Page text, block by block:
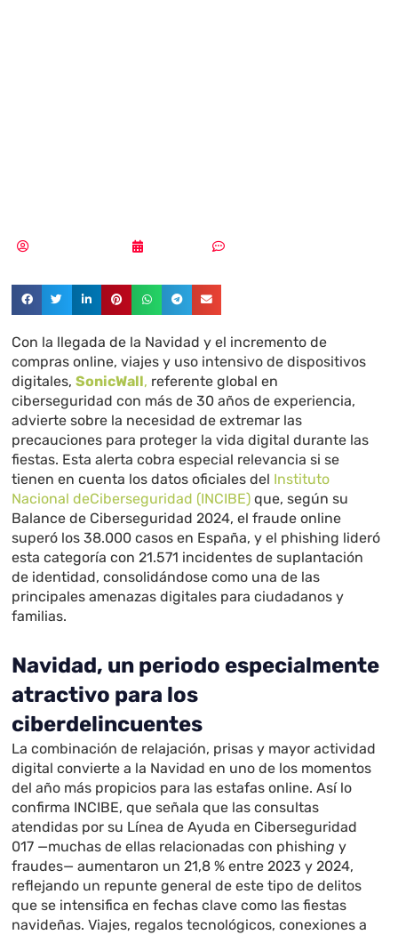
Con la llegada de la Navidad y el incremento de
compras online, viajes y uso intensivo de dispositivos
digitales,SonicWall, referente global en
ciberseguridad con más de 30 años de experiencia,
advierte sobre la necesidad de extremar las
precauciones para proteger la vida digital durante las
fiestas. Esta alerta cobra especial relevancia si se
tienen en cuenta los datos oficiales del Instituto
Nacional deCiberseguridad (INCIBE) que, según su
Balance de Ciberseguridad 2024, el fraude online
superó los 38.000 casos en España, y el phishing lideró
esta categoría con 21.571 incidentes de suplantación
de identidad, consolidándose como una de las
principales amenazas digitales para ciudadanos y
familias.
Navidad, un periodo especialmente
atractivo para los
ciberdelincuentes
La combinación de relajación, prisas y mayor actividad
digital convierte a la Navidad en uno de los momentos
del año más propicios para las estafas online. Así lo
confirma INCIBE, que señala que las consultas
atendidas por su Línea de Ayuda en Ciberseguridad
017 —muchas de ellas relacionadas con phishing y
fraudes— aumentaron un 21,8 % entre 2023 y 2024,
reflejando un repunte general de este tipo de delitos
que se intensifica en fechas clave como las fiestas
navideñas. Viajes, regalos tecnológicos, conexiones a